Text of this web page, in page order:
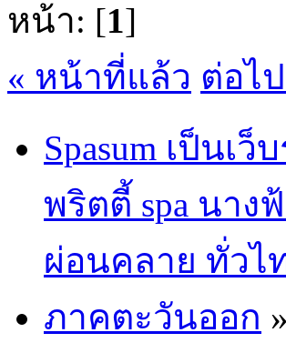
หน้า: [1]
« หน้าที่แล้ว ต่อไ
Spasum เป็นเ
พริตตี้ spa นาง
ผ่อนคลาย ทั่วไ
ภาคตะวันออก »